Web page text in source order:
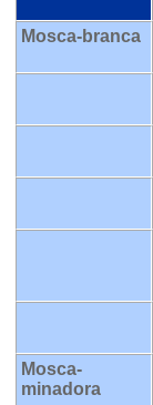
Mosca-branca
Mosca-
minadora